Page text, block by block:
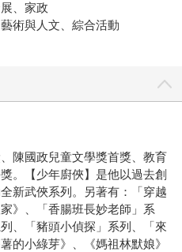
、家政
術與人文、綜合活動
陳國政兒童文學獎首獎、教育
。【少年廚俠】是他以過去創
新武俠系列。另著有：「穿越
》、「香腸班長妙老師」系
、「豬頭小偵探」系列、「來
的小綠芽》、《媽祖林默娘》